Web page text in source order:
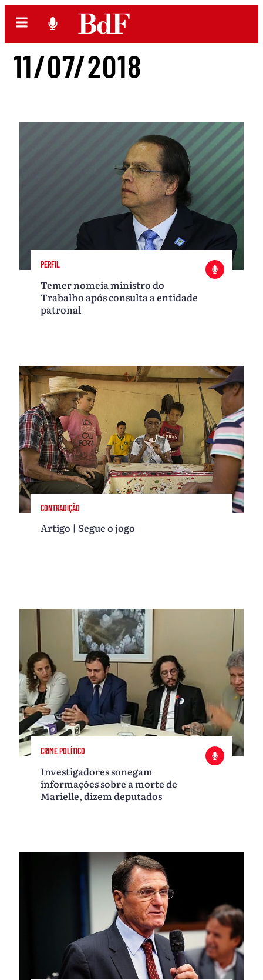
11/07/2018
PERFIL
Temer nomeia ministro do
Trabalho após consulta a entidade
patronal
CONTRADIÇÃO
Artigo | Segue o jogo
CRIME POLÍTICO
Investigadores sonegam
informações sobre a morte de
Marielle, dizem deputados